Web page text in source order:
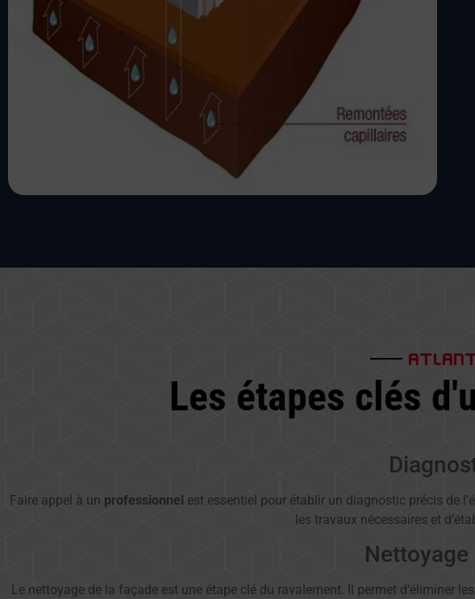
Les étapes clés
Faire appel à un professionnel est essentiel pour établir un diagnostic précis de
les travaux nécessaires et
Le nettoyage de la façade est une étape clé du ravalement. Il permet d’éliminer